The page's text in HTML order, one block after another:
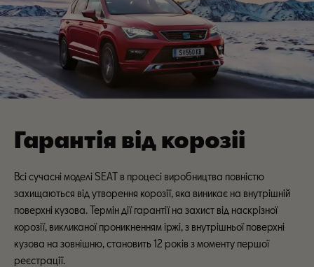
Гарантія від корозіі
Всі сучасні моделі SEAT в процесі виробництва повністю
захищаються від утворення корозії, яка виникає на внутрішній
поверхні кузова. Термін дії гарантії на захист від наскрізної
корозії, викликаної проникненням іржі, з внутрішньої поверхні
кузова на зовнішню, становить 12 років з моменту першої
реєстрації.